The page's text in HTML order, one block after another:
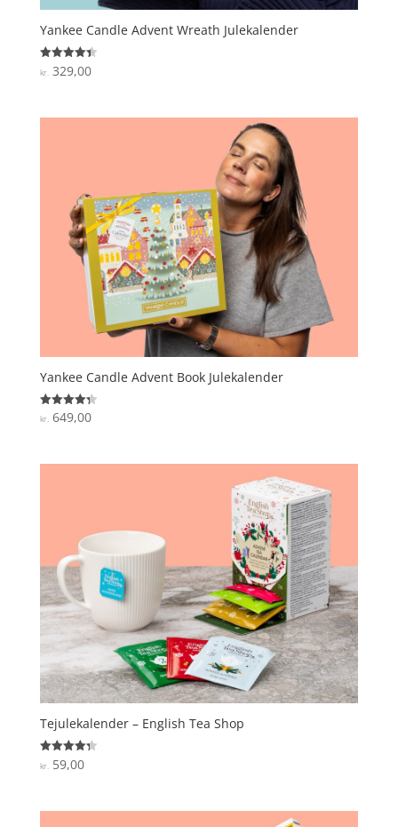
Yankee Candle Advent Wreath Julekalender
Vurderet
4.4
kr. 329,00
Yankee Candle Advent Book Julekalender
Vurderet
4.3
kr.649,00
Tejulekalender – English Tea Shop
Vurderet
4.3
kr. 59,00